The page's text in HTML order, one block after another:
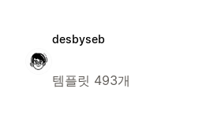
desbyseb
템플릿 493개